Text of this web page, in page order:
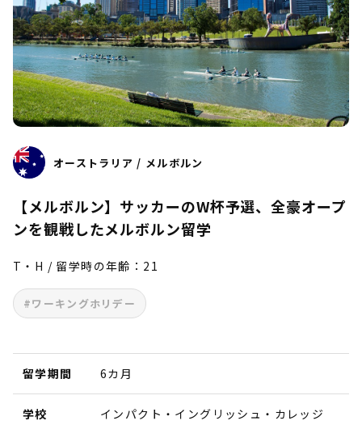
オーストラリア / メルボルン
【メルボルン】サッカーのW杯予選、全豪オープ
ンを観戦したメルボルン留学
T・H / 留学時の年齢：21
#ワーキングホリデー
留学期間 6カ月
学校
インパクト・イングリッシュ・カレッジ